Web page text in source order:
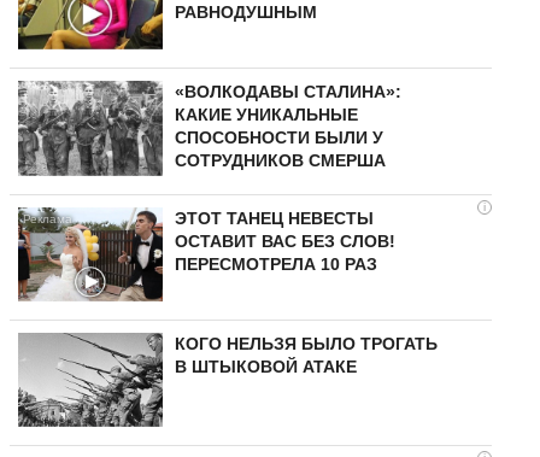
РАВНОДУШНЫМ
«ВОЛКОДАВЫ СТАЛИНА»:
КАКИЕ УНИКАЛЬНЫЕ
СПОСОБНОСТИ БЫЛИ У
СОТРУДНИКОВ СМЕРША
i
ЭТОТ ТАНЕЦ НЕВЕСТЫ
ОСТАВИТ ВАС БЕЗ СЛОВ!
ПЕРЕСМОТРЕЛА 10 РАЗ
КОГО НЕЛЬЗЯ БЫЛО ТРОГАТЬ
В ШТЫКОВОЙ АТАКЕ